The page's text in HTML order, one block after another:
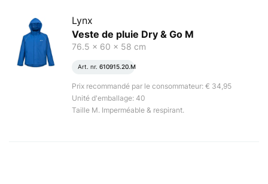
Lynx
Veste de pluie Dry & Go M
76.5 x 60 x 58 cm
Art. nr. 610915.20.M
Prix recommandé par le consommateur: € 34,95
Unité d'emballage: 40
Taille M. Imperméable & respirant.